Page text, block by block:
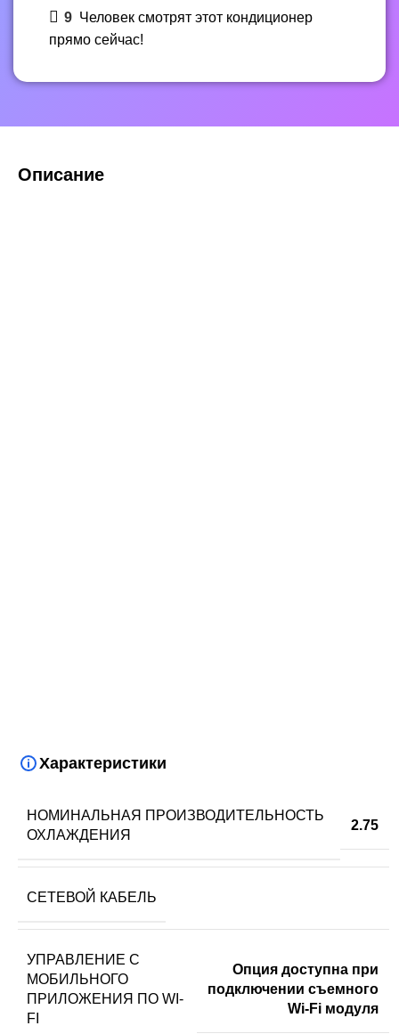
9 Человек смотрят этот кондиционер
прямо сейчас!
Описание
Характеристики
НОМИНАЛЬНАЯ ПРОИЗВОДИТЕЛЬНОСТЬ
ОХЛАЖДЕНИЯ
2.75
СЕТЕВОЙ КАБЕЛЬ
УПРАВЛЕНИЕ C
МОБИЛЬНОГО
ПРИЛОЖЕНИЯ ПО WI-
FI
Опция доступна при
подключении съемного
Wi-Fi модуля